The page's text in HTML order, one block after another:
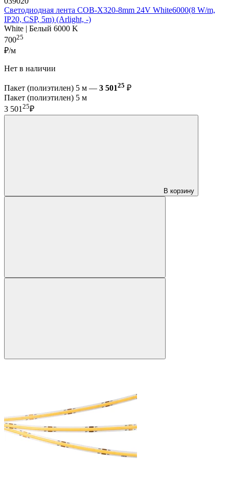
Светодиодная лента COB-X320-8mm 24V White6000(8 W/m,
IP20, CSP, 5m) (Arlight, -)
White | Белый 6000 K
70025
₽/м
Нет в наличии
Пакет (полиэтилен) 5 м — 3 50125 ₽
Пакет (полиэтилен) 5 м
3 50125₽
В корзину